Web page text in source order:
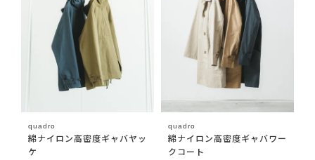
quadro
綿ナイロン高密度ギャバヤッ
ケ
quadro
綿ナイロン高密度ギャバワー
クコート